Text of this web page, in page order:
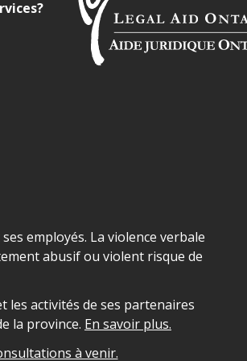
employés. La violence verbale
abusif ou violent risque de
les activités de ses partenaires
la province. En savoir plus.
à venir.